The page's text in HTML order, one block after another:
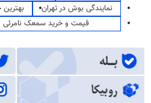
نمایندگی بوش در تهران
بهترین
قیمت و خرید سمعک نامرئی